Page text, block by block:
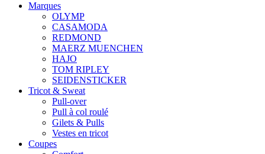
Marques
OLYMP
CASAMODA
REDMOND
MAERZ MUENCHEN
HAJO
TOM RIPLEY
SEIDENSTICKER
Tricot & Sweat
Pull-over
Pull à col roulé
Gilets & Pulls
Vestes en tricot
Coupes